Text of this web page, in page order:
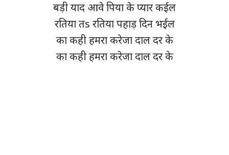
बड़ी याद आवे पिया के प्यार कईल
रतिया तs रतिया पहाड़ दिन भईल
का कही हमरा करेजा दाल दर के
का कही हमरा करेजा दाल दर के